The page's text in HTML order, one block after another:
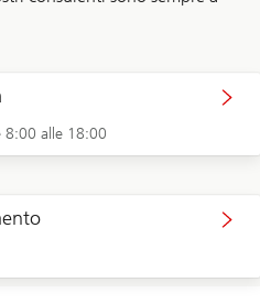
8:00 alle 18:00